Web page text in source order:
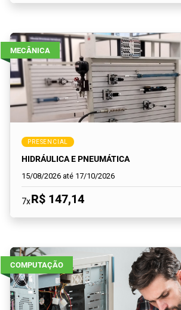
MECÂNICA
PRESENCIAL
HIDRÁULICA E PNEUMÁTICA
15/08/2026 até 17/10/2026
7xR$ 147,14
COMPUTAÇÃO